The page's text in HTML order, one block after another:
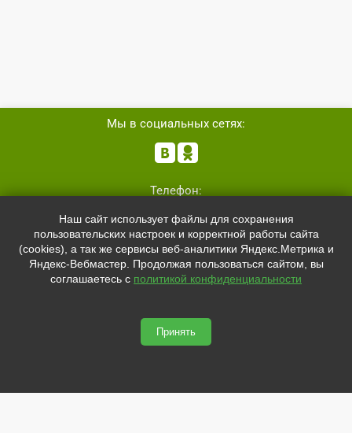
svetled53.ru © 2026
Адрес:
Телефон:
+7 (952)4829892
sale@svetled53.ru
Мы в социальных сетях:
 
Наш сайт использует файлы для сохранения
пользовательских настроек и корректной работы сайта
(cookies), а так же сервисы веб-аналитики Яндекс.Метрика и
Яндекс-Вебмастер. Продолжая пользоваться сайтом, вы
соглашаетесь с политикой конфиденциальности
Принять